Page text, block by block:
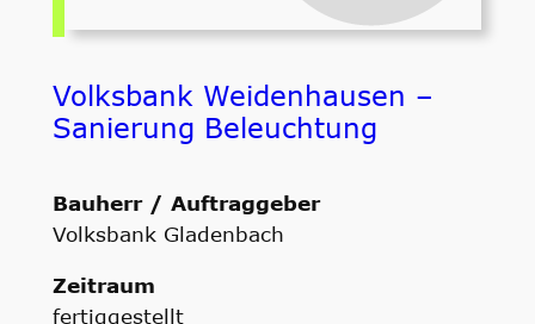
Volksbank Weidenhausen –
Sanierung Beleuchtung
Bauherr / Auftraggeber
Volksbank Gladenbach
Zeitraum
fertiggestellt